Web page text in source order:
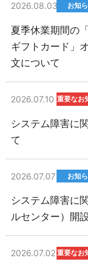
2026.08.03 お知
夏季休業期間の
ギフトカード」
文について
2026.07.10 重要なお
システム障害に
て
2026.07.07 お知
システム障害に
ルセンター）開
2026.07.02 重要なお